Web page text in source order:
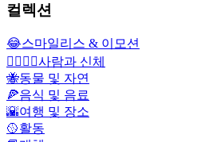
컬렉션
😂스마일리스 & 이모션
👩‍❤️‍💋‍👨사람과 신체
🐝동물 및 자연
🍕음식 및 음료
🌇여행 및 장소
🥎활동